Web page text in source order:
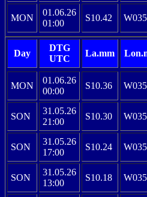
MON
01.06.26
01:00
S10.42
Day
DTG
UTC
La.mm
MON
01.06.26
00:00
S10.36
SON
31.05.26
21:00
S10.30
SON
31.05.26
17:00
S10.24
SON
31.05.26
13:00
S10.18